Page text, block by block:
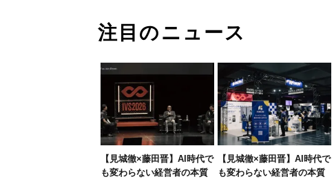
注目のニュース
【見城徹×藤田晋】AI時代で
も変わらない経営者の本質
【見城徹×藤田晋】AI時代で
も変わらない経営者の本質